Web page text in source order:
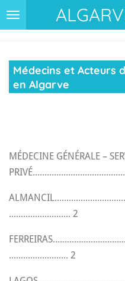
Passer
au
principal
Médecins et Acteurs
en Algarve
MÉDECINE GÉNÉRALE –
.......................... 2
......................... 2